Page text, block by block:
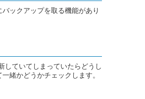
バックアップを取る機能があり
していてしまっていたらどうし
緒かどうかチェックします。